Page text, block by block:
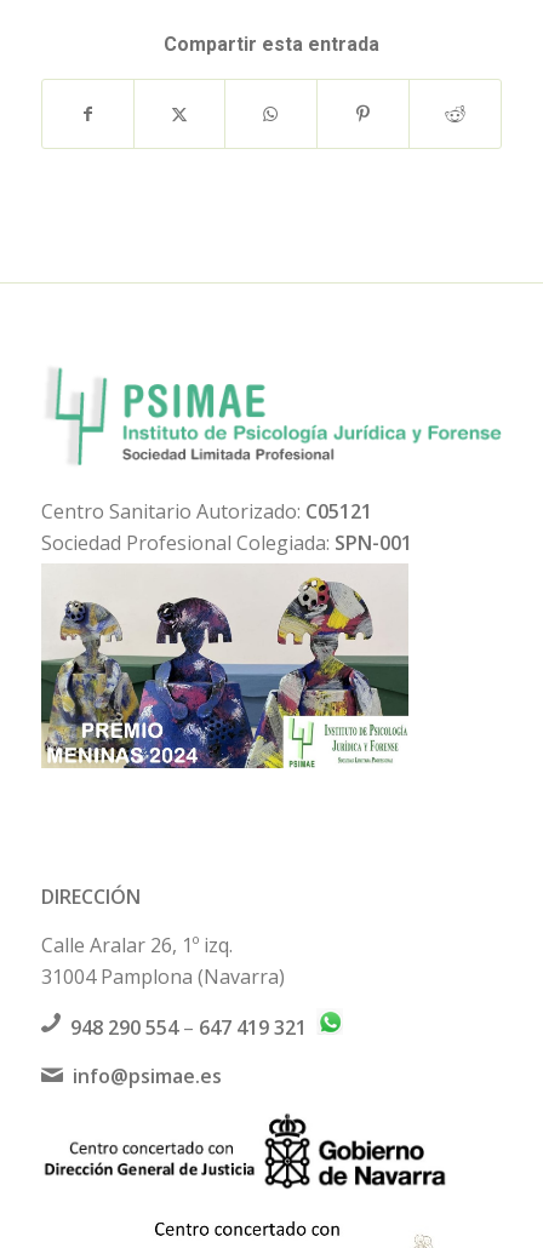
Compartir esta entrada
Centro Sanitario Autorizado: C05121
Sociedad Profesional Colegiada: SPN-001
DIRECCIÓN
Calle Aralar 26, 1º izq.
31004 Pamplona (Navarra)
948 290 554– 647 419 321
info@psimae.es